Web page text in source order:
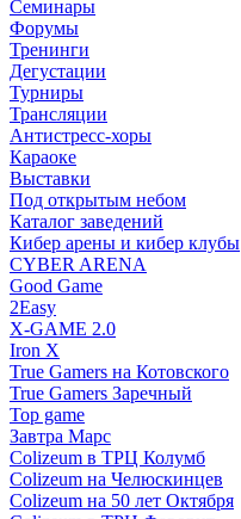
Семинары
Форумы
Тренинги
Дегустации
Турниры
Трансляции
Антистресс-хоры
Караоке
Выставки
Под открытым небом
Каталог заведений
Кибер арены и кибер клубы
CYBER ARENA
Good Game
2Easy
X-GAME 2.0
Iron X
True Gamers на Котовского
True Gamers Заречный
Top game
Завтра Марс
Colizeum в ТРЦ Колумб
Colizeum на Челюскинцев
Colizeum на 50 лет Октября